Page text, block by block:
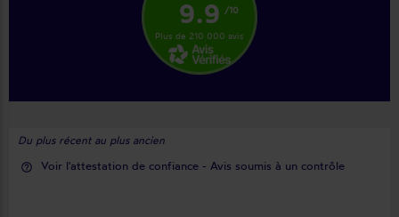
9.9 /10
Plus de 210 000 avis
Du plus récent au plus ancien
help_outline Voir l'attestation de confiance - Avis soumis à un contrôle